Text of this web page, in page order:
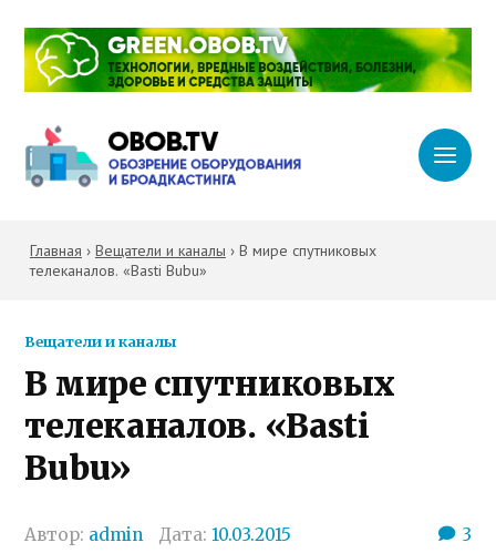
Главная › Вещатели и каналы › В мире спутниковых
телеканалов. «Basti Bubu»
Вещатели и каналы
В мире спутниковых
телеканалов. «Basti
Bubu»
Автор: admin Дата:10.03.2015 3